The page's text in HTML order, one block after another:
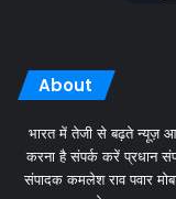
About
भारत में तेजी से बढ़ते न्यूज़
करना है संपर्क करें प्रधान
संपादक कमलेश राव पवार